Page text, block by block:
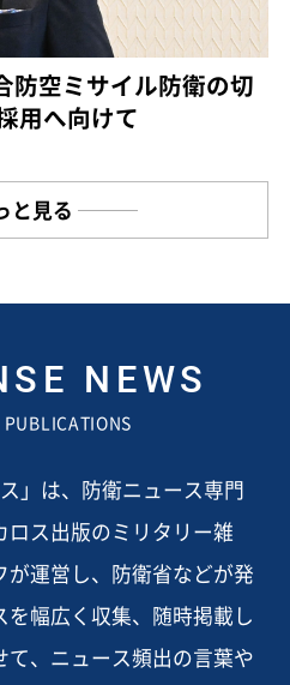
防空ミサイル防衛の切
用へ向けて
と見る
NEWS
PUBLICATIONS
」は、防衛ニュース専門
ス出版のミリタリー雑
運営し、防衛省などが発
幅広く収集、随時掲載し
、ニュース頻出の言葉や